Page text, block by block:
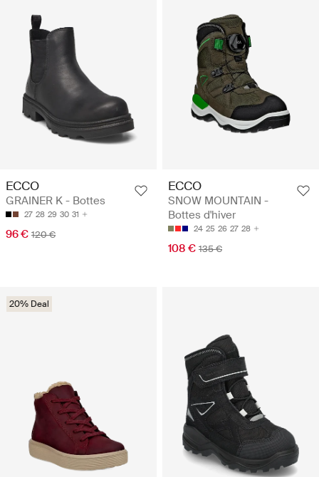
ECCO
GRAINER K - Bottes
27 28 29 30 31
96 € 120 €
ECCO
SNOW MOUNTAIN -
Bottes d'hiver
24 25 26 27 28
108 € 135 €
20% Deal